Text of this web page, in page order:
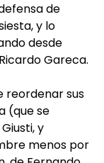
de
y lo
desde
Gareca.
reordenar sus
(que se
y
menos por